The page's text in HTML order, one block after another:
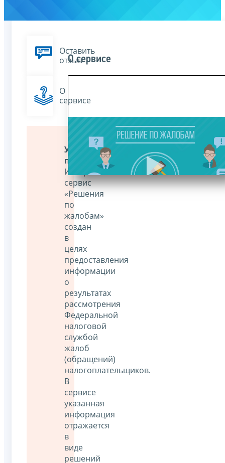
Оставить
отзыв
О
сервисе
Уважаемые
пользователи!
Интернет-
сервис
«Решения
по
жалобам»
создан
в
целях
предоставления
информации
о
результатах
рассмотрения
Федеральной
налоговой
службой
жалоб
(обращений)
налогоплательщиков.
В
сервисе
указанная
информация
отражается
в
виде
решений
О сервисе